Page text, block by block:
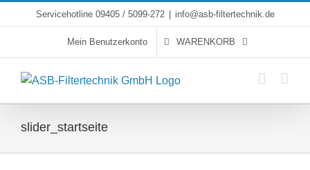
to
Servicehotline 09405 / 5099-272 info@asb-filtertechnik.de
Mein Benutzerkonto WARENKORB
slider_startseite